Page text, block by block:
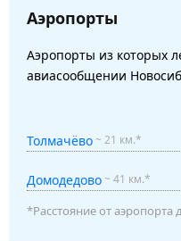
Аэропорты
Аэропорты из которых
авиасообщении
Толмачёво~ 21 км.*
Домодедово~ 41 км.*
*Расстояние от аэропорта